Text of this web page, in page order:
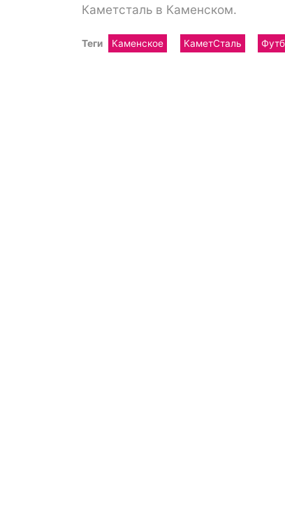
Каметсталь в Каменском.
Теги Каменское КаметСталь